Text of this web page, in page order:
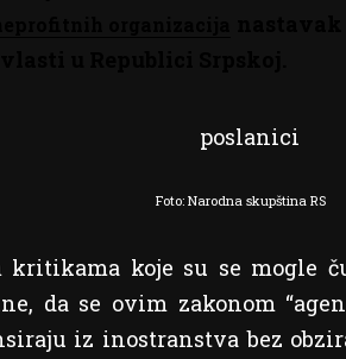
Foto: Narodna skupština RS
kritikama koje su se mogle
da se ovim zakonom
iz inostranstva bez